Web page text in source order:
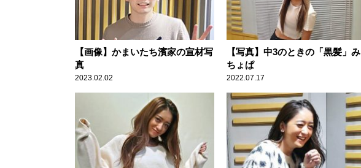
【画像】かまいたち濱家の宣材写
真
2023.02.02
【写真】中3のときの「黒髪」み
ちょぱ
2022.07.17